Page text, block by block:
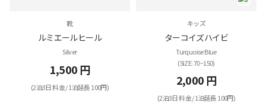
靴
ルミエールヒール
Silver
1,500 円
(2泊3日 料金 / 1泊延長 100円)
キッズ
ターコイズハイビ
Turquoise Blue
(SIZE: 70~150)
2,000 円
(2泊3日 料金 / 1泊延長 100円)